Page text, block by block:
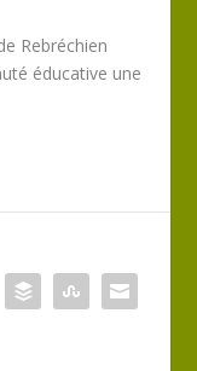
Rebréchien
éducative une